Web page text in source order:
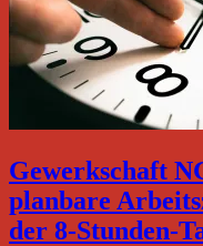
Gewerkschaft
planbare
der 8-Stunden-